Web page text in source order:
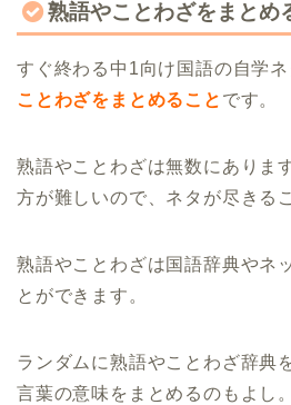
熟語やことわざをまとめ
すぐ終わる中1向け国語の自学ネ
ことわざをまとめること です。
熟語やことわざは無数にありま
方が難しいので、ネタが尽きる
熟語やことわざは国語辞典やネ
とができます。
ランダムに熟語やことわざ辞典
言葉の意味をまとめるのもよし